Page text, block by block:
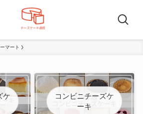
マート
ケ
コンビニチーズケ
ーキ